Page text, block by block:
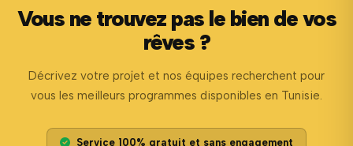
Vous ne trouvez pas le bien de vos
rêves ?
Décrivez votre projet et nos équipes recherchent pour
vous les meilleurs programmes disponibles en Tunisie.
Service 100% gratuit et sans engagement